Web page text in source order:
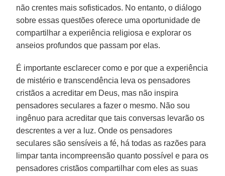
não crentes mais sofisticados. No entanto, o diálogo
sobre essas questões oferece uma oportunidade de
compartilhar a experiência religiosa e explorar os
anseios profundos que passam por elas.
É importante esclarecer como e por que a experiência
de mistério e transcendência leva os pensadores
cristãos a acreditar em Deus, mas não inspira
pensadores seculares a fazer o mesmo. Não sou
ingênuo para acreditar que tais conversas levarão os
descrentes a ver a luz. Onde os pensadores
seculares são sensíveis a fé, há todas as razões para
limpar tanta incompreensão quanto possível e para os
pensadores cristãos compartilhar com eles as suas